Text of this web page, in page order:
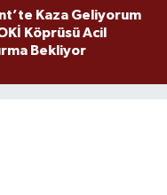
Kaza Geliyorum
Köprüsü Acil
Bekliyor